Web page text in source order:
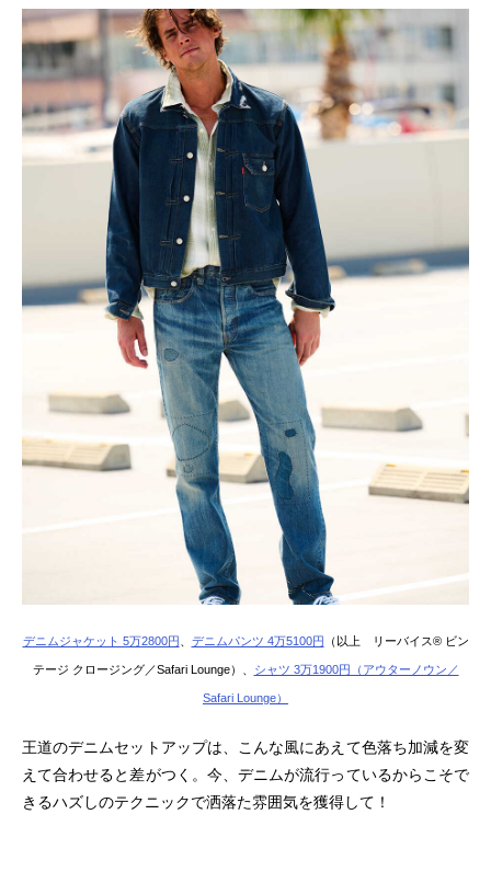
デニムジャケット 5万2800円 デニムパンツ 4万5100円 （以上 リーバイス® ビン
テージ クロージング／Safari Lounge）、 シャツ 3万1900円（アウターノウン／
Safari Lounge）
王道のデニムセットアップは、こんな風にあえて色落ち加減を変
えて合わせると差がつく。今、デニムが流行っているからこそで
きるハズしのテクニックで洒落た雰囲気を獲得して！